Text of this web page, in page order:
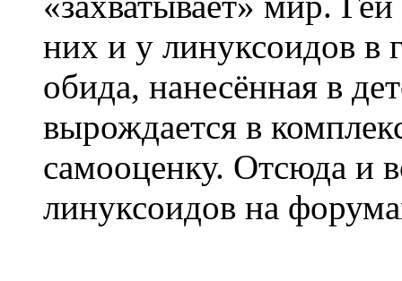
них и у линуксоидов в
обида, нанесённая в
вырождается в
самооценку. Отсюда и
линуксоидов на